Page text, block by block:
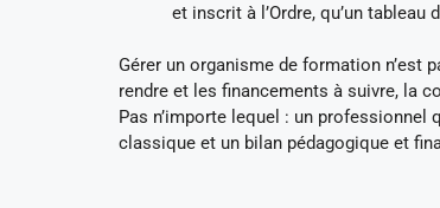
et inscrit à l’Ordre, qu’un
Gérer un organisme de formation
rendre et les financements à suivre, la
Pas n’importe lequel : un
classique et un bilan pédagogique et